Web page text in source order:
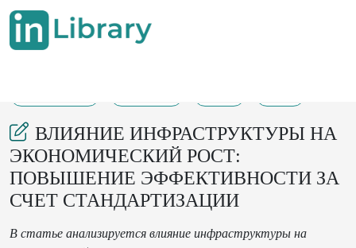
ВЛИЯНИЕ ИНФРАСТРУКТУРЫ НА
ЭКОНОМИЧЕСКИЙ РОСТ:
ПОВЫШЕНИЕ ЭФФЕКТИВНОСТИ ЗА
СЧЕТ СТАНДАРТИЗАЦИИ
В статье анализируется влияние инфраструктуры на